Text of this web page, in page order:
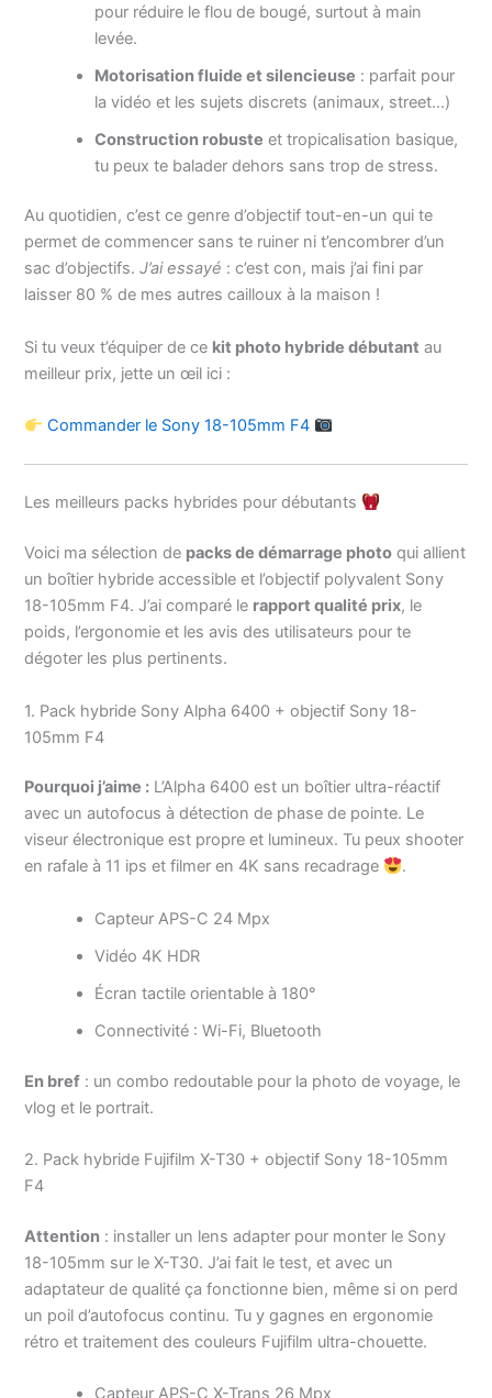
pour réduire le flou de bougé, surtout à main
levée.
Motorisation fluide et silencieuse : parfait pour
la vidéo et les sujets discrets (animaux, street…)
Construction robuste et tropicalisation basique,
tu peux te balader dehors sans trop de stress.
Au quotidien, c’est ce genre d’objectif tout-en-un qui te
permet de commencer sans te ruiner ni t’encombrer d’un
sac d’objectifs.J’ai essayé : c’est con, mais j’ai fini par
laisser 80 % de mes autres cailloux à la maison !
Si tu veux t’équiper de ce kit photo hybride débutant au
meilleur prix, jette un œil ici :
Commander le Sony 18-105mm F4
Les meilleurs packs hybrides pour débutants
Voici ma sélection de packs de démarrage photo qui allient
un boîtier hybride accessible et l’objectif polyvalent Sony
18-105mm F4. J’ai comparé le rapport qualité prix, le
poids, l’ergonomie et les avis des utilisateurs pour te
dégoter les plus pertinents.
1. Pack hybride Sony Alpha 6400 + objectif Sony 18-
105mm F4
Pourquoi j’aime : L’Alpha 6400 est un boîtier ultra-réactif
avec un autofocus à détection de phase de pointe. Le
viseur électronique est propre et lumineux. Tu peux shooter
en rafale à 11 ips et filmer en 4K sans recadrage
.
Capteur APS-C 24 Mpx
Vidéo 4K HDR
Écran tactile orientable à 180°
Connectivité : Wi-Fi, Bluetooth
En bref : un combo redoutable pour la photo de voyage, le
vlog et le portrait.
2. Pack hybride Fujifilm X-T30 + objectif Sony 18-105mm
F4
Attention : installer un lens adapter pour monter le Sony
18-105mm sur le X-T30. J’ai fait le test, et avec un
adaptateur de qualité ça fonctionne bien, même si on perd
un poil d’autofocus continu. Tu y gagnes en ergonomie
rétro et traitement des couleurs Fujifilm ultra-chouette.
Capteur APS-C X-Trans 26 Mpx